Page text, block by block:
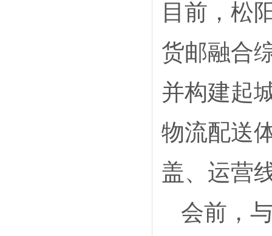
目前，松
货邮融合
并构建起
物流配送
盖、运营
会前，